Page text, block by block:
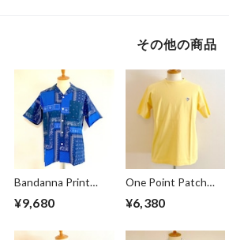
その他の商品
Bandanna Print
Open Collar Shirts
Navy
¥9,680
One Point Patch
Tee Corn
¥6,380